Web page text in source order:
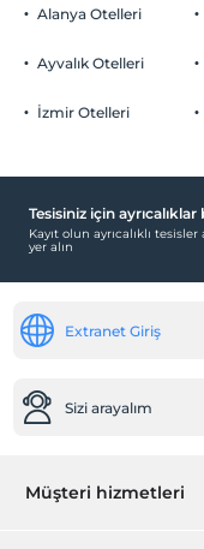
Disco
Odalar
Restoranda
Hastaneye
Kütüphane
Her bir oda için 12
Alanya Otelleri
Ayvalık Otelleri
İzmir Otelleri
Tesisiniz için ayrıcalıklar
Kayıt olun ayrıcalıklı
yer alın
Extranet Giriş
Sizi arayalım
Müşteri hizmetleri